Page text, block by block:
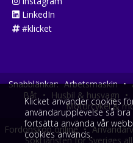
LinkedIn
#klicket
Snabblänkar: Arbetsmaskin •
Båt • Husbil & husvagn •
Motorcykel &
Fordonsköp online •
Söktjänsten för Sveriges
Klicket använder cookies
användarupplevelse så
fortsätta använda vår
cookies används.